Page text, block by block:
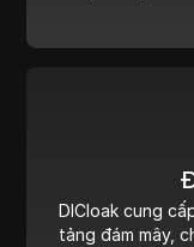
DICloak cung
tảng đám mây,